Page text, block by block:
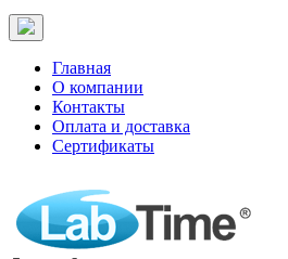
Главная
О компании
Контакты
Оплата и доставка
Сертификаты